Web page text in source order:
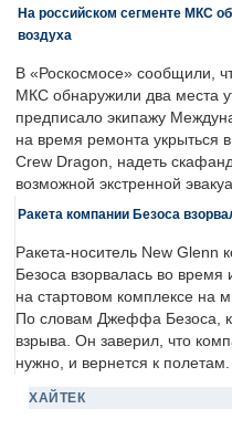
На российском сегменте МКС
воздуха
В «Роскосмосе» сообщили,
МКС обнаружили два места
предписало экипажу
на время ремонта укрыться
Crew Dragon, надеть
возможной экстренной
Ракета компании Безоса
Ракета-носитель New
Безоса взорвалась во время
на стартовом комплексе на
По словам Джеффа Безоса,
взрыва. Он заверил, что
нужно, и вернется к полетам.
ХАЙТЕК